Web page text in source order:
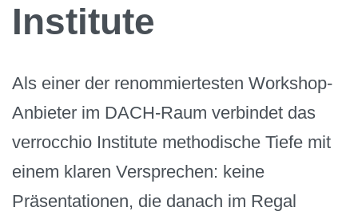
Institute
Als einer der renommiertesten Workshop-
Anbieter im DACH-Raum verbindet das
verrocchio Institute methodische Tiefe mit
einem klaren Versprechen: keine
Präsentationen, die danach im Regal